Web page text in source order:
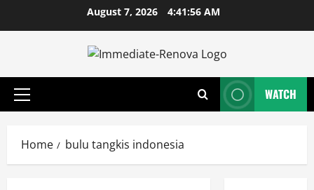
August 7, 2026 4:41:56 AM
Primary
WATCH
Home bulu tangkis indonesia